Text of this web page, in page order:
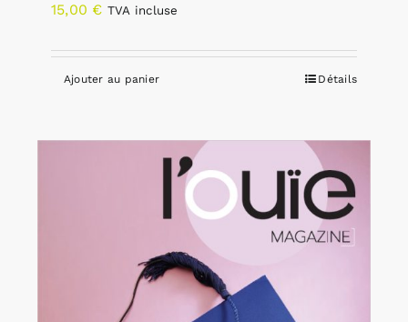
15,00 € TVA incluse
Ajouter au panier Détails